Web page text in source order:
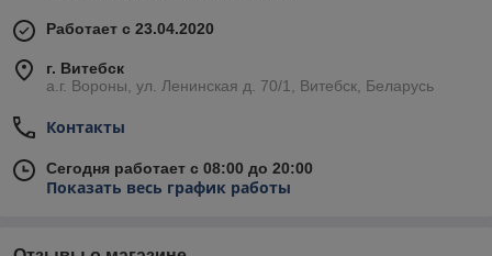
Работает с 23.04.2020
г. Витебск
а.г. Вороны, ул. Ленинская д. 70/1, Витебск, Беларусь
Контакты
Сегодня работает с 08:00 до 20:00
Показать весь график работы